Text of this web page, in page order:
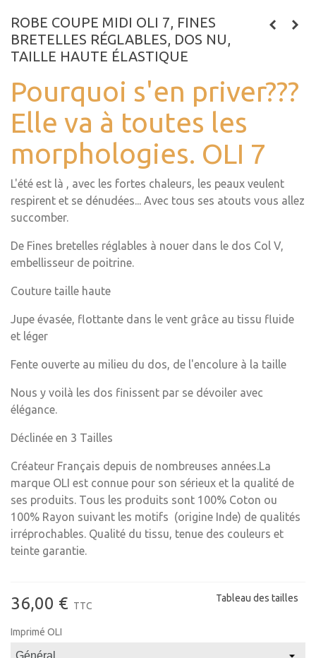
ROBE COUPE MIDI OLI 7, FINES
BRETELLES RÉGLABLES, DOS NU,
TAILLE HAUTE ÉLASTIQUE
Pourquoi s'en priver???
Elle va à toutes les
morphologies. OLI 7
L'été est là , avec les fortes chaleurs, les peaux veulent
respirent et se dénudées... Avec tous ses atouts vous allez
succomber.
De Fines bretelles réglables à nouer dans le dos Col V,
embellisseur de poitrine.
Couture taille haute
Jupe évasée, flottante dans le vent grâce au tissu fluide
et léger
Fente ouverte au milieu du dos, de l'encolure à la taille
Nous y voilà les dos finissent par se dévoiler avec
élégance.
Déclinée en 3 Tailles
Créateur Français depuis de nombreuses années.La
marque OLI est connue pour son sérieux et la qualité de
ses produits. Tous les produits sont 100% Coton ou
100% Rayon suivant les motifs (origine Inde) de qualités
irréprochables. Qualité du tissu, tenue des couleurs et
teinte garantie.
36,00 € TTC
Tableau des tailles
Imprimé OLI